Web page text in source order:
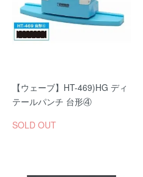
【ウェーブ】HT-469)HG ディ
テールパンチ 台形④
SOLD OUT